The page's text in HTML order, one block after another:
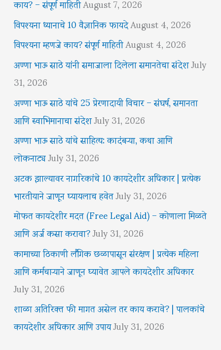
विपश्यना ध्यानाचे 10 वैज्ञानिक फायदेAugust 4, 2026
विपश्यना म्हणजे काय? संपूर्ण माहितीAugust 4, 2026
अण्णा भाऊ साठे यांनी समाजाला दिलेला समानतेचा संदेशJuly
31, 2026
अण्णा भाऊ साठे यांचे 25 प्रेरणादायी विचार – संघर्ष, समानता
आणि स्वाभिमानाचा संदेशJuly 31, 2026
अण्णा भाऊ साठे यांचे साहित्य: कादंबऱ्या, कथा आणि
लोकनाट्यJuly 31, 2026
अटक झाल्यावर नागरिकांचे 10 कायदेशीर अधिकार | प्रत्येक
भारतीयाने जाणून घ्यायलाच हवेतJuly 31, 2026
मोफत कायदेशीर मदत (Free Legal Aid) – कोणाला मिळते
आणि अर्ज कसा करावा?July 31, 2026
कामाच्या ठिकाणी लैंगिक छळापासून संरक्षण | प्रत्येक महिला
आणि कर्मचाऱ्याने जाणून घ्यावेत आपले कायदेशीर अधिकार
July 31, 2026
शाळा अतिरिक्त फी मागत असेल तर काय करावे? | पालकांचे
कायदेशीर अधिकार आणि उपायJuly 31, 2026